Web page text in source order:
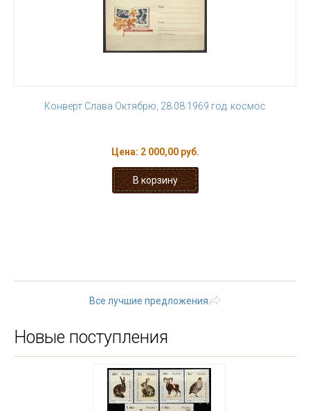
Конверт Слава Октябрю, 28.08.1969 год. космос
Цена: 2 000,00 руб.
Все лучшие предложения
Новые поступления